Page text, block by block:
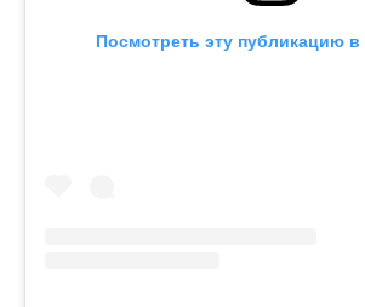
Посмотреть эту публикацию в